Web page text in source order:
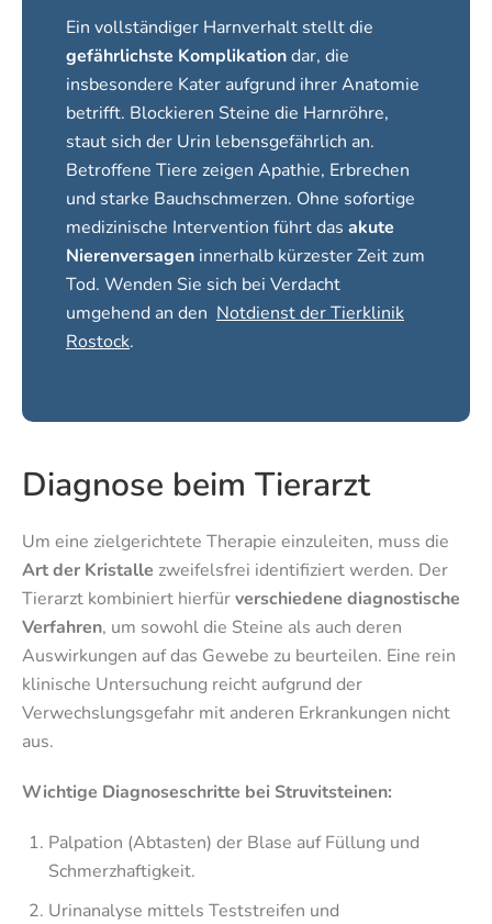
Ein vollständiger Harnverhalt stellt die
gefährlichste Komplikationdar, die
insbesondere Kater aufgrund ihrer Anatomie
betrifft. Blockieren Steine die Harnröhre,
staut sich der Urin lebensgefährlich an.
Betroffene Tiere zeigen Apathie, Erbrechen
und starke Bauchschmerzen. Ohne sofortige
medizinische Intervention führt das akute
Nierenversagen innerhalb kürzester Zeit zum
Tod. Wenden Sie sich bei Verdacht
umgehend an den Notdienst der Tierklinik
Rostock.
Diagnose beim Tierarzt
Um eine zielgerichtete Therapie einzuleiten, muss die
Art der Kristalle zweifelsfrei identifiziert werden. Der
Tierarzt kombiniert hierfürverschiedene diagnostische
Verfahren, um sowohl die Steine als auch deren
Auswirkungen auf das Gewebe zu beurteilen. Eine rein
klinische Untersuchung reicht aufgrund der
Verwechslungsgefahr mit anderen Erkrankungen nicht
aus.
Wichtige Diagnoseschritte bei Struvitsteinen:
Palpation (Abtasten) der Blase auf Füllung und
Schmerzhaftigkeit.
Urinanalyse mittels Teststreifen und